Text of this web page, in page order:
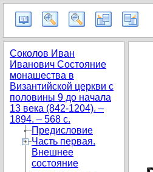
Соколов Иван
Иванович Состояние
монашества в
Византийской церкви с
половины 9 до начала
13 века (842-1204). –
1894. – 568 с.
Предисловие
Часть первая.
Внешнее
состояние